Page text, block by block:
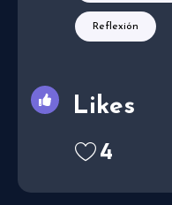
Reflexión
Likes
4